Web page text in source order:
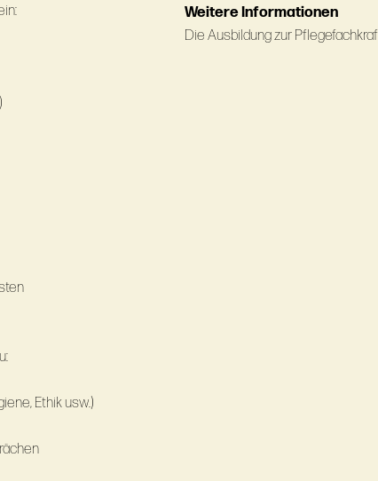
Ethik usw.)
Weitere Informationen
Die Ausbildung zur